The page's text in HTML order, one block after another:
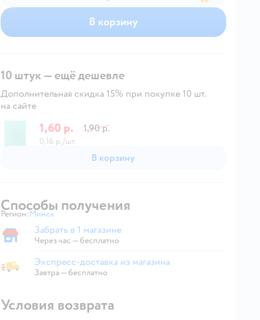
В магазине — по ценам сайта
В корзину
10 штук — ещё дешевле
Дополнительная скидка 15% при покупке 10 шт.
на сайте
1,60 р. 1,90 р.
0,16 р./шт.
В корзину
Способы получения
Регион: Выбор адреса доставки.
Минск
Забрать в магазине
Забрать в 1 магазине
Через час — бесплатно
Экспресс-доставка из магазина
Экспресс-доставка из магазина
Завтра—бесплатно
Условия возврата